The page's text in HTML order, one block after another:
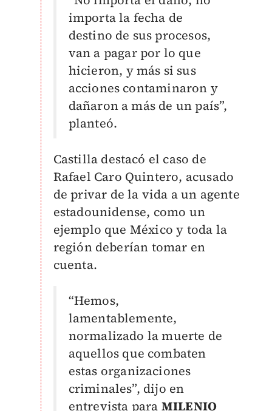
importa la fecha de
destino de sus procesos,
van a pagar por lo que
hicieron, y más si sus
acciones contaminaron y
dañaron a más de un país”,
planteó.
Castilla destacó el caso de
Rafael Caro Quintero, acusado
de privar de la vida a un agente
estadounidense, como un
ejemplo que México y toda la
región deberían tomar en
cuenta.
“Hemos,
lamentablemente,
normalizado la muerte de
aquellos que combaten
estas organizaciones
criminales”, dijo en
entrevista para MILENIO